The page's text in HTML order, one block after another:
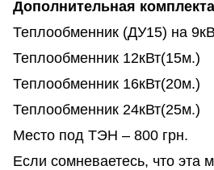
Дополнительная
Теплообменник (ДУ15) на
Теплообменник 12кВт(15м.)
Теплообменник 16кВт(20м.)
Теплообменник 24кВт(25м.)
Место под ТЭН – 800 грн.
Если сомневаетесь, что эта